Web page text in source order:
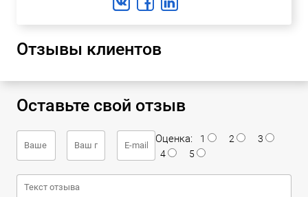
Отзывы клиентов
Оставьте свой отзыв
Оценка: 1 2
3
4
5